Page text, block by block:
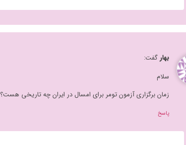
بهار گفت:
سلام
زمان برگزاری آزمون تومر برای امسال در ایران چه تاریخی هست؟
پاسخ